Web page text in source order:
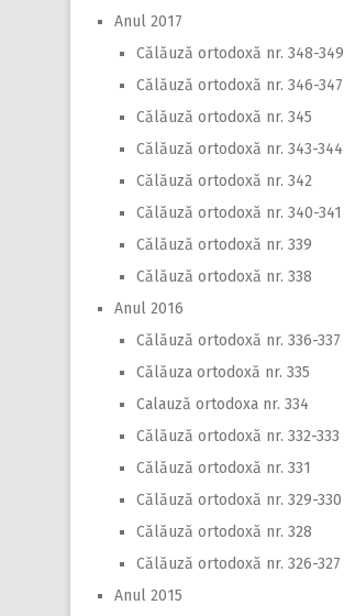
Anul 2017
Călăuză ortodoxă nr. 348-349
Călăuză ortodoxă nr. 346-347
Călăuză ortodoxă nr. 345
Călăuză ortodoxă nr. 343-344
Călăuză ortodoxă nr. 342
Călăuză ortodoxă nr. 340-341
Călăuză ortodoxă nr. 339
Călăuză ortodoxă nr. 338
Anul 2016
Călăuză ortodoxă nr. 336-337
Călăuza ortodoxă nr. 335
Calauză ortodoxa nr. 334
Călăuză ortodoxă nr. 332-333
Călăuză ortodoxă nr. 331
Călăuză ortodoxă nr. 329-330
Călăuză ortodoxă nr. 328
Călăuză ortodoxă nr. 326-327
Anul 2015